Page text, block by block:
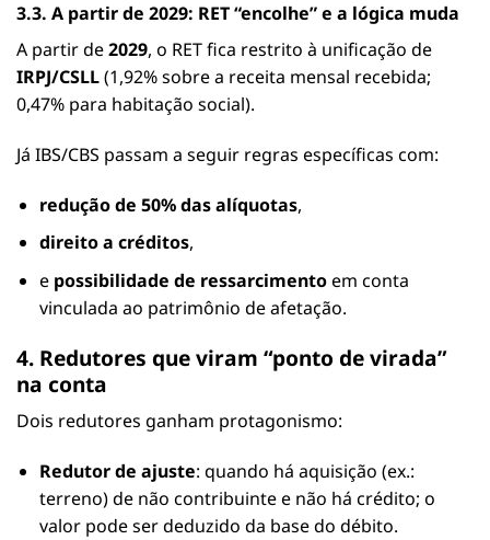
3.3. A partir de 2029: RET “encolhe” e a lógica muda
A partir de2029, o RET fica restrito à unificação de
IRPJ/CSLL(1,92% sobre a receita mensal recebida;
0,47% para habitação social).
Já IBS/CBS passam a seguir regras específicas com:
redução de 50% das alíquotas,
direito a créditos,
e possibilidade de ressarcimentoem conta
vinculada ao patrimônio de afetação.
4. Redutores que viram “ponto de virada”
na conta
Dois redutores ganham protagonismo:
Redutor de ajuste: quando há aquisição (ex.:
terreno) de não contribuinte e não há crédito; o
valor pode ser deduzido da base do débito.